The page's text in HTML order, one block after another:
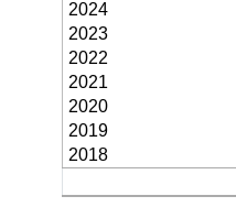
2024
2023
2022
2021
2020
2019
2018